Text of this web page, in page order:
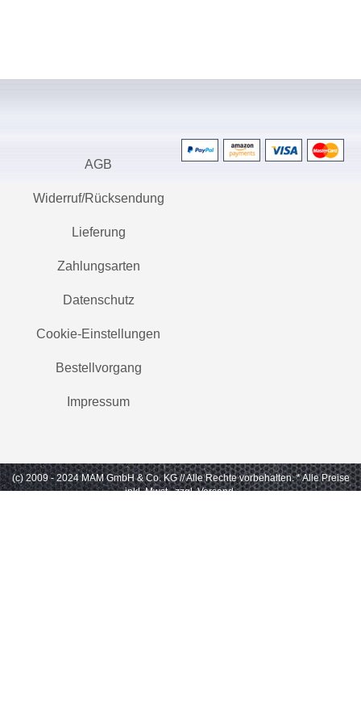
AGB
Widerruf/Rücksendung
Lieferung
Zahlungsarten
Datenschutz
Cookie-Einstellungen
Bestellvorgang
Impressum
(c) 2009 - 2024 MAM GmbH & Co. KG // Alle Rechte vorbehalten. * Alle Preise
inkl. Mwst., zzgl. Versand.